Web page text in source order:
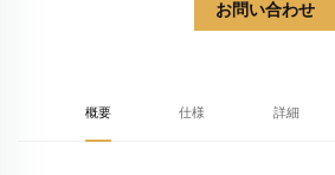
お問い合わせ
概要 仕様 詳細